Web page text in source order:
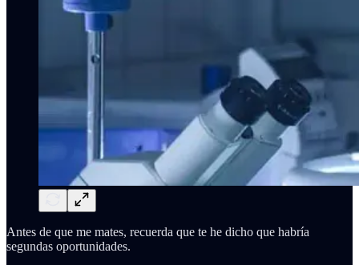
Antes de que me mates, recuerda que te he dicho que habría
segundas oportunidades.